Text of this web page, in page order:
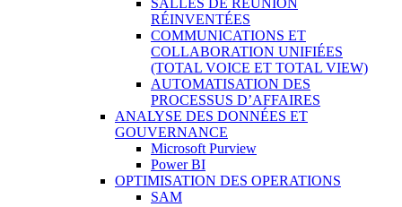
SALLES DE RÉUNION
RÉINVENTÉES
COMMUNICATIONS ET
COLLABORATION UNIFIÉES
(TOTAL VOICE ET TOTAL VIEW)
AUTOMATISATION DES
PROCESSUS D’AFFAIRES
ANALYSE DES DONNÉES ET
GOUVERNANCE
Microsoft Purview
Power BI
OPTIMISATION DES OPERATIONS
SAM